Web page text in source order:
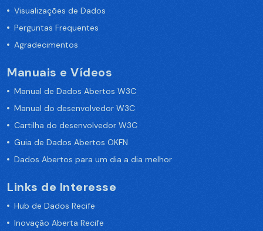
Visualizações de Dados
Perguntas Frequentes
Agradecimentos
Manuais e Vídeos
Manual de Dados Abertos W3C
Manual do desenvolvedor W3C
Cartilha do desenvolvedor W3C
Guia de Dados Abertos OKFN
Dados Abertos para um dia a dia melhor
Links de Interesse
Hub de Dados Recife
Inovação Aberta Recife